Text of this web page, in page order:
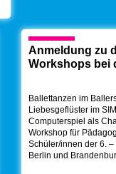
Anmeldung zu
Workshops bei
Ballettanzen im
Liebesgeflüster im
Computerspiel als
Workshop für
Schüler/innen der 6.
Berlin und